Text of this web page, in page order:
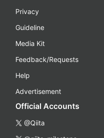
Privacy
Guideline
Media Kit
Feedback/Requests
Help
Advertisement
Official Accounts
@Qiita